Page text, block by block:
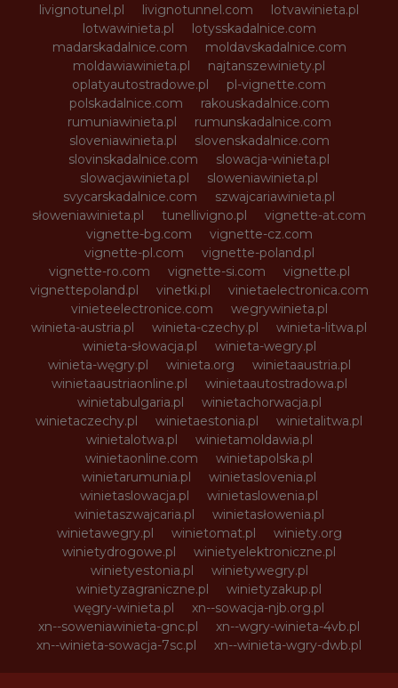
livignotunel.pl
livignotunnel.com
lotvawinieta.pl
lotwawinieta.pl
lotysskadalnice.com
madarskadalnice.com
moldavskadalnice.com
moldawiawinieta.pl
najtanszewiniety.pl
oplatyautostradowe.pl
pl-vignette.com
polskadalnice.com
rakouskadalnice.com
rumuniawinieta.pl
rumunskadalnice.com
sloveniawinieta.pl
slovenskadalnice.com
slovinskadalnice.com
slowacja-winieta.pl
slowacjawinieta.pl
sloweniawinieta.pl
svycarskadalnice.com
szwajcariawinieta.pl
słoweniawinieta.pl
tunellivigno.pl
vignette-at.com
vignette-bg.com
vignette-cz.com
vignette-pl.com
vignette-poland.pl
vignette-ro.com
vignette-si.com
vignette.pl
vignettepoland.pl
vinetki.pl
vinietaelectronica.com
vinieteelectronice.com
wegrywinieta.pl
winieta-austria.pl
winieta-czechy.pl
winieta-litwa.pl
winieta-słowacja.pl
winieta-wegry.pl
winieta-węgry.pl
winieta.org
winietaaustria.pl
winietaaustriaonline.pl
winietaautostradowa.pl
winietabulgaria.pl
winietachorwacja.pl
winietaczechy.pl
winietaestonia.pl
winietalitwa.pl
winietalotwa.pl
winietamoldawia.pl
winietaonline.com
winietapolska.pl
winietarumunia.pl
winietaslovenia.pl
winietaslowacja.pl
winietaslowenia.pl
winietaszwajcaria.pl
winietasłowenia.pl
winietawegry.pl
winietomat.pl
winiety.org
winietydrogowe.pl
winietyelektroniczne.pl
winietyestonia.pl
winietywegry.pl
winietyzagraniczne.pl
winietyzakup.pl
węgry-winieta.pl
xn--sowacja-njb.org.pl
xn--soweniawinieta-gnc.pl
xn--wgry-winieta-4vb.pl
xn--winieta-sowacja-7sc.pl
xn--winieta-wgry-dwb.pl